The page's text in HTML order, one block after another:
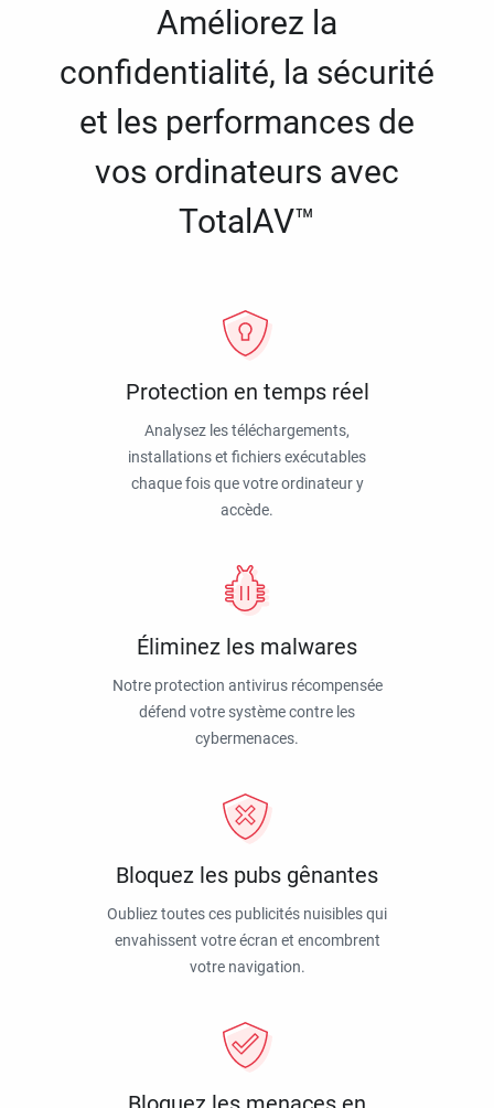
Améliorez la
confidentialité, la sécurité
et les performances de
vos ordinateurs avec
TotalAV™
Protection en temps réel
Analysez les téléchargements,
installations et fichiers exécutables
chaque fois que votre ordinateur y
accède.
Éliminez les malwares
Notre protection antivirus récompensée
défend votre système contre les
cybermenaces.
Bloquez les pubs gênantes
Oubliez toutes ces publicités nuisibles qui
envahissent votre écran et encombrent
votre navigation.